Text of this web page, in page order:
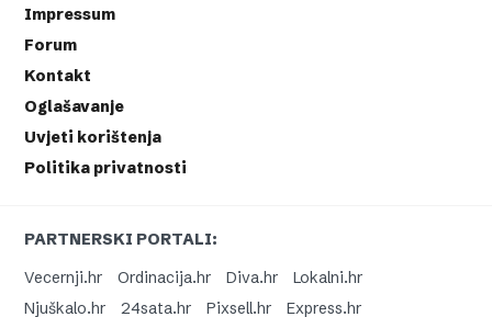
Impressum
Forum
Kontakt
Oglašavanje
Uvjeti korištenja
Politika privatnosti
PARTNERSKI PORTALI:
Vecernji.hr
Ordinacija.hr Diva.hr
Lokalni.hr
Njuškalo.hr
24sata.hr Pixsell.hr Express.hr